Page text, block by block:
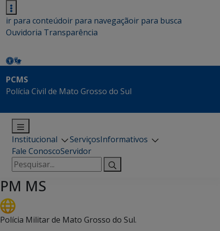
ir para conteúdoir para navegaçãoir para busca
Ouvidoria Transparência
PCMS
Polícia Civil de Mato Grosso do Sul
Institucional ServiçosInformativos
Fale ConoscoServidor
Pesquisar
por:
PM MS
Polícia Militar de Mato Grosso do Sul.